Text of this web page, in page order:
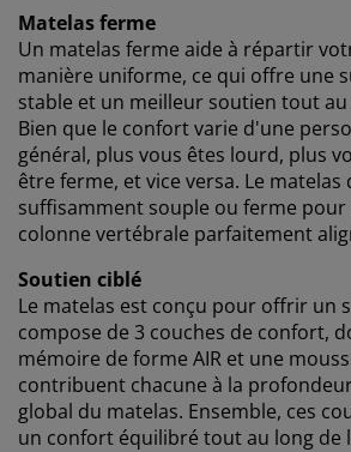
Matelas ferme
Un matelas ferme aide à répartir
manière uniforme, ce qui offre une
stable et un meilleur soutien tout
Bien que le confort varie d'une
général, plus vous êtes lourd, plus
être ferme, et vice versa. Le matelas
suffisamment souple ou ferme
colonne vertébrale parfaitement
Soutien ciblé
Le matelas est conçu pour offrir un
compose de 3 couches de confort,
mémoire de forme AIR et une
contribuent chacune à la
global du matelas. Ensemble, ces
un confort équilibré tout au long de
expérience lorsque vous visitez notre site
cookies collectent des informations vous
afin de garantir le bon fonctionnement
générer des statistiques et de vous
publicités pertinentes. Lorsque vous
cookies marketing, nous partageons vos
navigation avec nos partenaires
exemple Google, Meta et TikTok) afin de
des publicités personnalisées et
pouvez en savoir plus sur les finalités de
dans la section « Modifier » et choisir de
consentement en cliquant sur l'icône
cliquant sur « Accepter tout », vous
finalités. En savoir plus surnotre
traitement des données personnelles
politique relative aux cookies.